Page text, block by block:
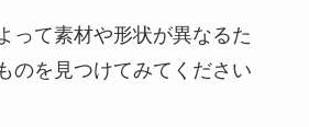
って素材や形状が異なるた
のを見つけてみてください